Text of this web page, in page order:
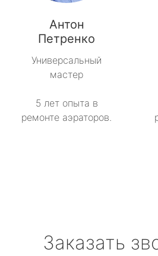
Антон
Петренко
Универсальный
мастер
5 лет опыта в
ремонте аэраторов.
Заказать